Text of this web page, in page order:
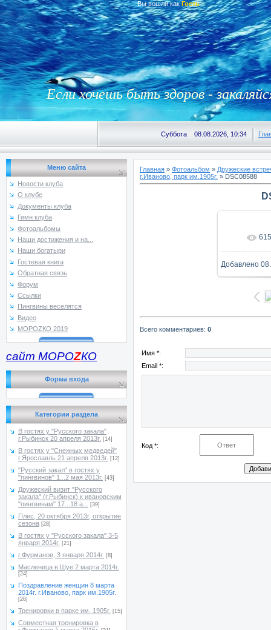
Вы вошли как Гость
Если хочешь быть здоров -
Суббота 08.08.2026, 10:34
Меню сайта
Новости клуба
О клубе
Документы клуба
Гимн клуба
Фотоальбомы
Наши достижения и на...
Наши богатыри
Гостевая книга
Обратная связь
Форум
Ссылки
Пингвины веселятся
Видео
МОРОZКО 2019
сайт МОРОZКО
Форма входа
Категории раздела
В гостях у "Русского закала"
г.Рыбинск 20 апреля 2013г. [14]
В гостях у "Снежных медведей"
г.Ярославль 21 апреля 2013г. [12]
"Русский закал" в гостях у
"пингвинов" 1...2 мая 2013г. [43]
Дружеский визит "Русского
закала" (г.Рыбинск) к ивановским
"пингвинам" 17...18 а...
[39]
Плес, 20 октября 2013г, открытие
сезона [28]
В гостях у "Русского закала" 3-5
января 2014г. [21]
г.Фурманов, 3 января 2014г. [8]
Масленица в Шуе 2 марта 2014г.
[24]
Поздравление женщин 8 марта
2014г. г.Иваново, парк им.1905г.
[26]
Тренировки в парке им. 1905г. [15]
Совместная тренировка в
Главная » Фотоальбом » Дружеские
г.Иваново, парк им.1905г. » DSC08588
В 615
Добавлено
Всего комментариев: 0
Имя *:
Email *:
Код *: